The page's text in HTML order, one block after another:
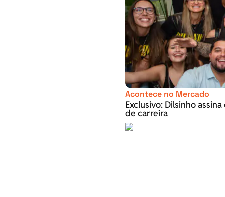
Acontece no Mercado
Exclusivo: Dilsinho
de carreira